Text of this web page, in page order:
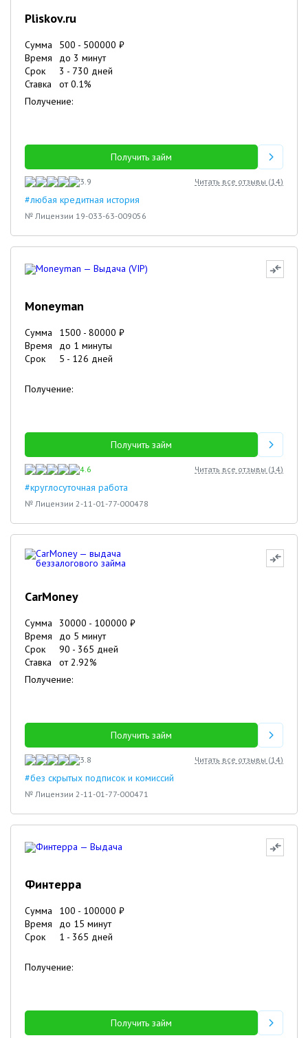
Pliskov.ru
Сумма 500 - 500000 ₽
Время
до 3 минут
Срок
3 - 730 дней
Ставка
от0.1%
Получение:
Получить займ
3.9 Читать все отзывы (14)
#любая кредитная история
№ Лицензии 19-033-63-009056
Moneyman
Сумма 1500 - 80000 ₽
Время
до 1 минуты
Срок
5 - 126 дней
Получение:
Получить займ
4.6 Читать все отзывы (14)
#круглосуточная работа
№ Лицензии 2-11-01-77-000478
CarMoney
Сумма 30000 - 100000 ₽
Время
до 5 минут
Срок
90 - 365 дней
Ставка
от2.92%
Получение:
Получить займ
3.8 Читать все отзывы (14)
#без скрытых подписок и комиссий
№ Лицензии 2-11-01-77-000471
Финтерра
Сумма 100 - 100000 ₽
Время
до 15 минут
Срок
1 - 365 дней
Получение:
Получить займ